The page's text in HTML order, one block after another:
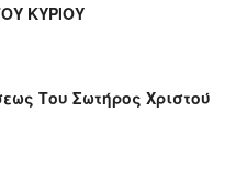
ΚΥΡΙΟΥ
Του Σωτήρος Χριστού